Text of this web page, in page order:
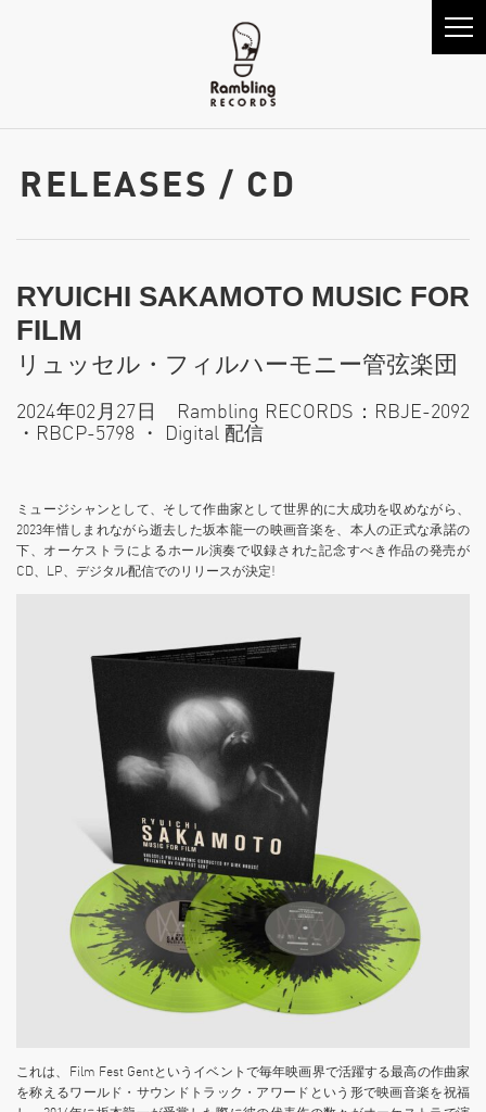
RELEASES / CD
RYUICHI SAKAMOTO MUSIC FOR
FILM
リュッセル・フィルハーモニー管弦楽団
2024年02月27日 Rambling RECORDS：RBJE-2092
・RBCP-5798 ・ Digital 配信
ミュージシャンとして、そして作曲家として世界的に大成功を収めながら、
2023年惜しまれながら逝去した坂本龍一の映画音楽を、本人の正式な承諾の
下、オーケストラによるホール演奏で収録された記念すべき作品の発売が
CD、LP、デジタル配信でのリリースが決定!
これは、Film Fest Gentというイベントで毎年映画界で活躍する最高の作曲家
を称えるワールド・サウンドトラック・アワードという形で映画音楽を祝福